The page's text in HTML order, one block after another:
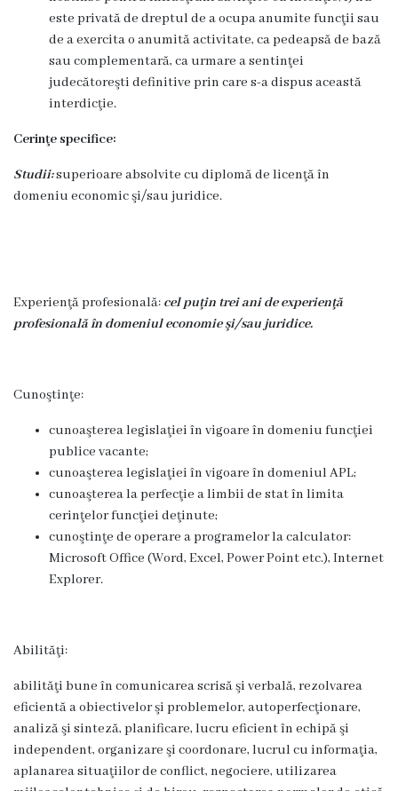
Prezentare
generală
Simbolurile
oraşului
(Stema-
drapelul
Aşezare
geografică
Floreşti
Imnul
Oraşului
Potenţialul
turistic
Cetăţeni
de
onoare
este privată de dreptul de a ocupa anumite funcţii sau
de a exercita o anumită activitate, ca pedeapsă de bază
sau complementară, ca urmare a sentinţei
judecătoreşti definitive prin care s-a dispus această
interdicţie.
Cerinţe specifice:
Studii:superioare absolvite cu diplomă de licenţă în
domeniu economic şi/sau juridice.
Experienţă profesională: cel puţin treiani de experienţă
profesională în domeniul economie şi/sau juridice.
Cunoştinţe:
cunoaşterea legislaţiei în vigoare în domeniu funcţiei
publice vacante;
cunoaşterea legislaţiei în vigoare în domeniul APL;
cunoaşterea la perfecţie a limbii de stat în limita
cerinţelor funcţiei deţinute;
cunoştinţe de operare a programelor la calculator:
Microsoft Office (Word, Excel, Power Point etc.), Internet
Explorer.
Abilităţi:
abilităţi bune în comunicarea scrisă şi verbală, rezolvarea
eficientă a obiectivelor şi problemelor, autoperfecţionare,
analiză şi sinteză, planificare, lucru eficient în echipă şi
independent, organizare şi coordonare, lucrul cu informaţia,
aplanarea situaţiilor de conflict, negociere, utilizarea